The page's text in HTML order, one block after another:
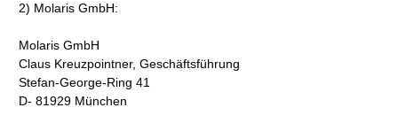
2) Molaris GmbH:
Molaris GmbH
Claus Kreuzpointner, Geschäftsführung
Stefan-George-Ring 41
D- 81929 München